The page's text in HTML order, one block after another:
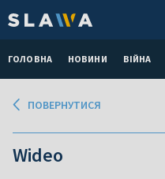
ГОЛОВНА НОВИНИ ВІЙНА
ПОВЕРНУТИСЯ
Wideo